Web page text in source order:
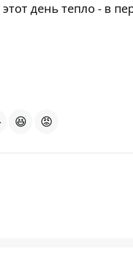
день тепло - в
😆 😡